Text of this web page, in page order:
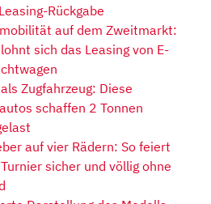
Rückgabe
auf dem Zweitmarkt:
sich das Leasing von E-
Zugfahrzeug: Diese
schaffen 2 Tonnen
auf vier Rädern: So feiert
sicher und völlig ohne